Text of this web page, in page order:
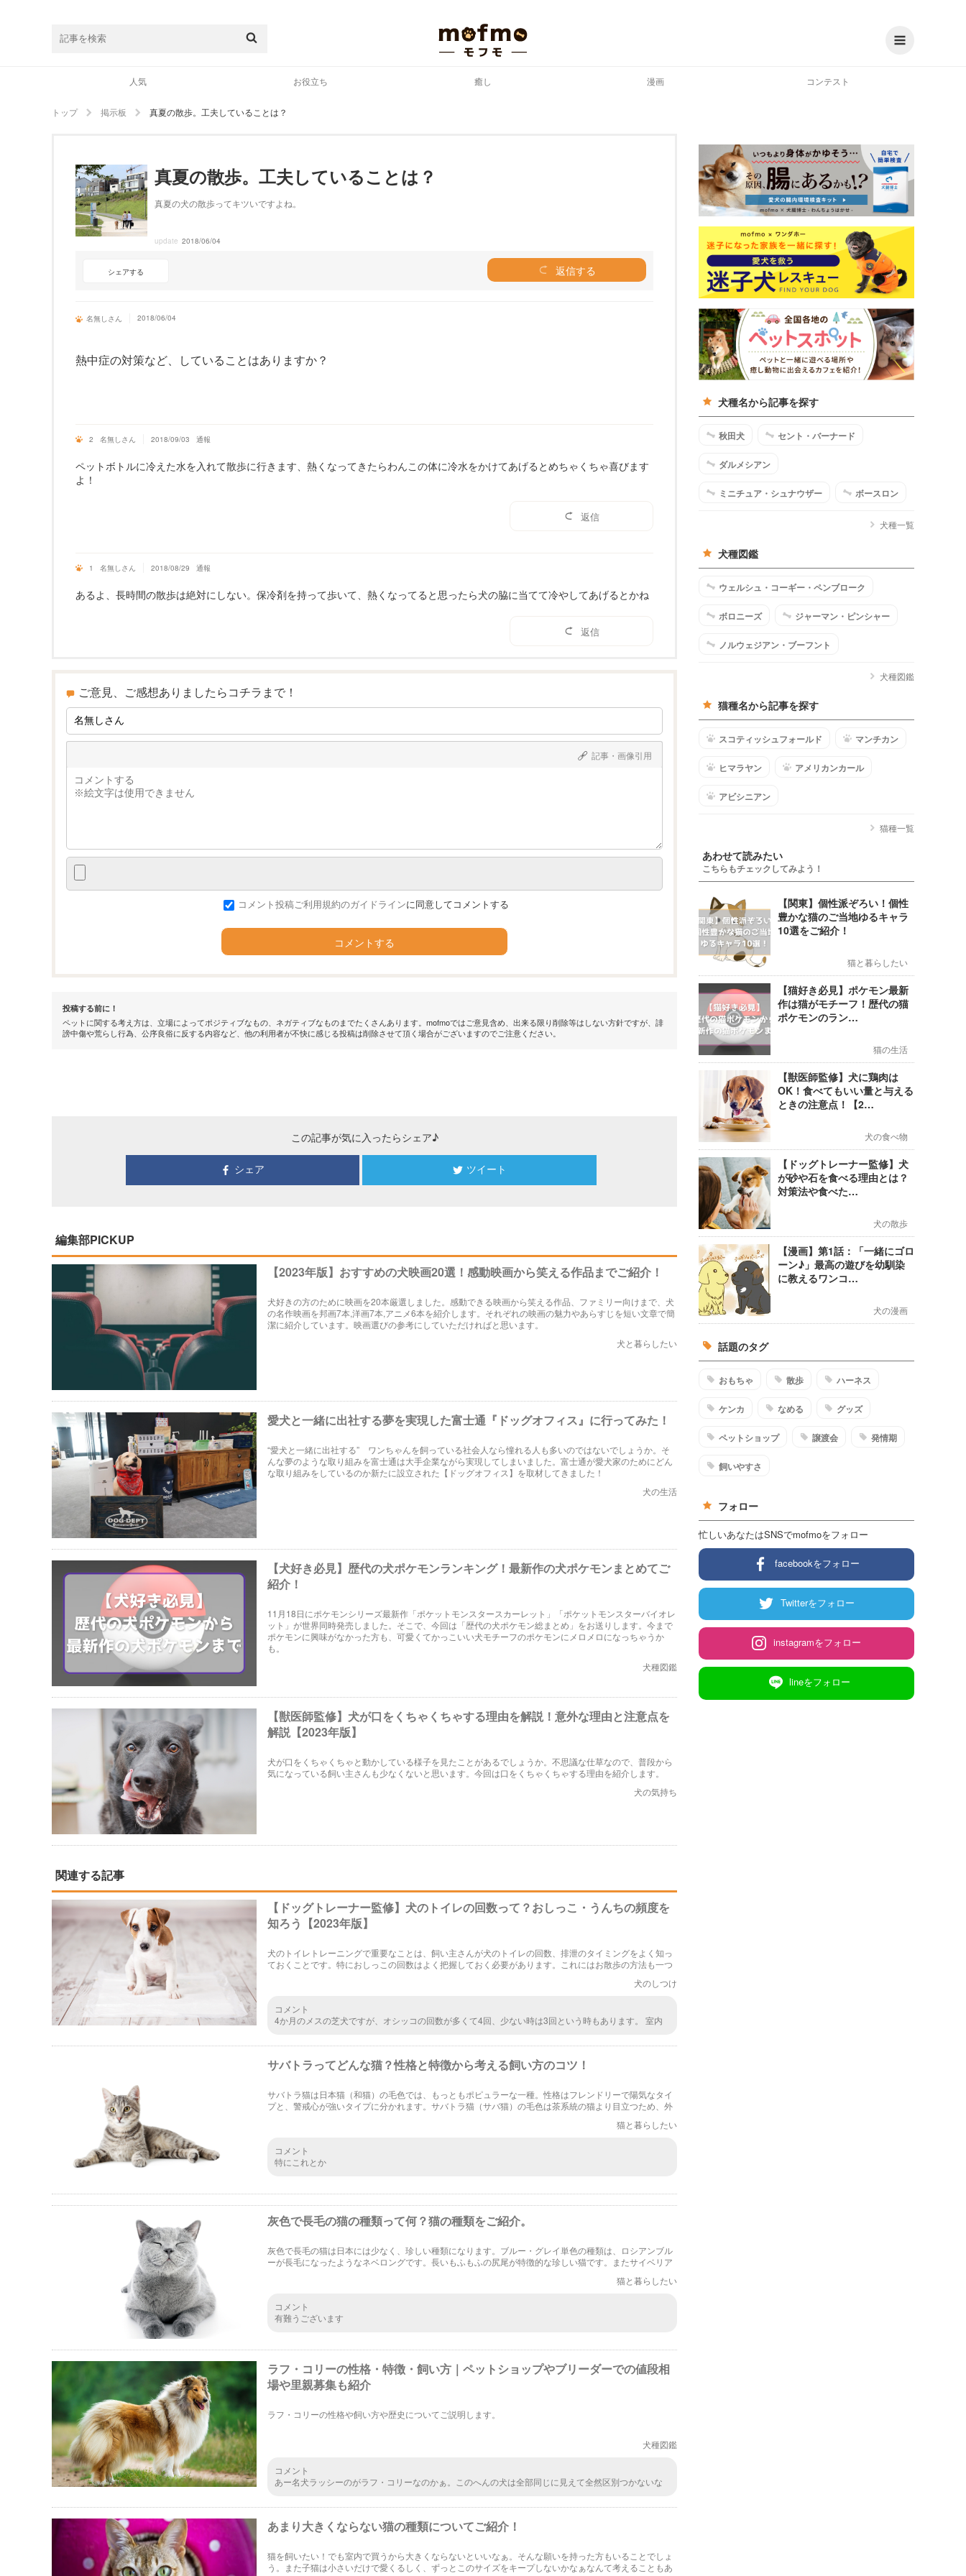
人気 お役立ち 癒し 漫画 コンテスト
トップ 掲示板 真夏の散歩。工夫していることは？
真夏の散歩。工夫していることは？
真夏の犬の散歩ってキツいですよね。
update 2018/06/04
シェアする 返信する
名無しさん 2018/06/04
熱中症の対策など、していることはありますか？
2 名無しさん 2018/09/03 通報
ペットボトルに冷えた水を入れて散歩に行きます、熱くなってきたらわんこの体に冷水をかけてあげるとめちゃくちゃ喜びます
よ！
返信
1 名無しさん 2018/08/29 通報
あるよ、長時間の散歩は絶対にしない。保冷剤を持って歩いて、熱くなってると思ったら犬の脇に当てて冷やしてあげるとかね
返信
ご意見、ご感想ありましたらコチラまで！
記事・画像引用
コメント投稿ご利用規約のガイドラインに同意してコメントする
コメントする
投稿する前に！
ペットに関する考え方は、立場によってポジティブなもの、ネガティブなものまでたくさんあります。mofmoではご意見含め、出来る限り削除等はしない方針ですが、誹
謗中傷や荒らし行為、公序良俗に反する内容など、他の利用者が不快に感じる投稿は削除させて頂く場合がございますのでご注意ください。
この記事が気に入ったらシェア♪
シェア ツイート
編集部PICKUP
【2023年版】おすすめの犬映画20選！感動映画から笑える作品までご紹介！
犬好きの方のために映画を20本厳選しました。感動できる映画から笑える作品、ファミリー向けまで、犬
の名作映画を邦画7本,洋画7本,アニメ6本を紹介します。それぞれの映画の魅力やあらすじを短い文章で簡
潔に紹介しています。映画選びの参考にしていただければと思います。
犬と暮らしたい
愛犬と一緒に出社する夢を実現した富士通『ドッグオフィス』に行ってみた！
“愛犬と一緒に出社する” ワンちゃんを飼っている社会人なら憧れる人も多いのではないでしょうか。そ
んな夢のような取り組みを富士通は大手企業ながら実現してしまいました。富士通が愛犬家のためにどん
な取り組みをしているのか新たに設立された【ドッグオフィス】を取材してきました！
犬の生活
【犬好き必見】歴代の犬ポケモンランキング！最新作の犬ポケモンまとめてご
紹介！
11月18日にポケモンシリーズ最新作「ポケットモンスタースカーレット」「ポケットモンスターバイオレ
ット」が世界同時発売しました。そこで、今回は「歴代の犬ポケモン総まとめ」をお送りします。今まで
ポケモンに興味がなかった方も、可愛くてかっこいい犬モチーフのポケモンにメロメロになっちゃうか
も。
犬種図鑑
【獣医師監修】犬が口をくちゃくちゃする理由を解説！意外な理由と注意点を
解説【2023年版】
犬が口をくちゃくちゃと動かしている様子を見たことがあるでしょうか。不思議な仕草なので、普段から
気になっている飼い主さんも少なくないと思います。今回は口をくちゃくちゃする理由を紹介します。
犬の気持ち
関連する記事
【ドッグトレーナー監修】犬のトイレの回数って？おしっこ・うんちの頻度を
知ろう【2023年版】
犬のトイレトレーニングで重要なことは、飼い主さんが犬のトイレの回数、排泄のタイミングをよく知っ
ておくことです。特におしっこの回数はよく把握しておく必要があります。これにはお散歩の方法も一つ
犬のしつけ
コメント
4か月のメスの芝犬ですが、オシッコの回数が多くて4回、少ない時は3回という時もあります。 室内
ニングが上手くできていないためでしょうか。 この状況は改善すべきでしょうか。
サバトラってどんな猫？性格と特徴から考える飼い方のコツ！
サバトラ猫は日本猫（和猫）の毛色では、もっともポピュラーな一種。性格はフレンドリーで陽気なタイ
プと、警戒心が強いタイプに分かれます。サバトラ猫（サバ猫）の毛色は茶系統の猫より目立つため、外
猫と暮らしたい
コメント
特にこれとか
灰色で長毛の猫の種類って何？猫の種類をご紹介。
灰色で長毛の猫は日本には少なく、珍しい種類になります。ブルー・グレイ単色の種類は、ロシアンブル
ーが長毛になったようなネベロングです。長いもふもふの尻尾が特徴的な珍しい猫です。またサイベリア
猫と暮らしたい
コメント
有難うございます
ラフ・コリーの性格・特徴・飼い方｜ペットショップやブリーダーでの値段相
場や里親募集も紹介
ラフ・コリーの性格や飼い方や歴史についてご説明します。
犬種図鑑
コメント
あー名犬ラッシーのがラフ・コリーなのかぁ。このへんの犬は全部同じに見えて全然区別つかないな
あまり大きくならない猫の種類についてご紹介！
猫を飼いたい！でも室内で買うから大きくならないといいなぁ。そんな願いを持った方もいることでしょ
う。また子猫は小さいだけで愛くるしく、ずっとこのサイズをキープしないかなぁなんて考えることもあ
犬種名から記事を探す
秋田犬 セント・バーナード
ダルメシアン
ミニチュア・シュナウザー ボースロン
犬種一覧
犬種図鑑
ウェルシュ・コーギー・ペンブローク
ボロニーズ ジャーマン・ピンシャー
ノルウェジアン・ブーフント
犬種図鑑
猫種名から記事を探す
スコティッシュフォールド マンチカン
ヒマラヤン アメリカンカール
アビシニアン
猫種一覧
あわせて読みたい
こちらもチェックしてみよう！
【関東】個性派ぞろい！個性
豊かな猫のご当地ゆるキャラ
10選をご紹介！
猫と暮らしたい
【猫好き必見】ポケモン最新
作は猫がモチーフ！歴代の猫
ポケモンのラン…
猫の生活
【獣医師監修】犬に鶏肉は
OK！食べてもいい量と与える
ときの注意点！【2…
犬の食べ物
【ドッグトレーナー監修】犬
が砂や石を食べる理由とは？
対策法や食べた…
犬の散歩
【漫画】第1話：「一緒にゴロ
ーン♪」最高の遊びを幼馴染
に教えるワンコ…
犬の漫画
話題のタグ
おもちゃ 散歩 ハーネス
ケンカ なめる グッズ
ペットショップ 譲渡会 発情期
飼いやすさ
フォロー
忙しいあなたはSNSでmofmoをフォロー
facebookをフォロー
Twitterをフォロー
instagramをフォロー
lineをフォロー